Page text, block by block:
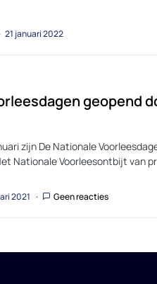
21 januari 2022
geopend
zijn De Nationale
Nationale Voorleesontbijt van
2021 Geen reacties